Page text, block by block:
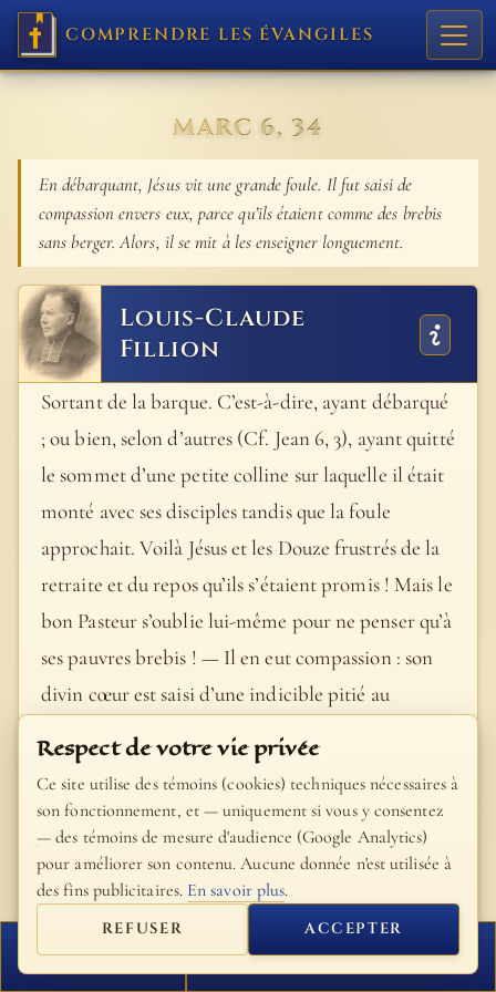
COMPRENDRE LES ÉVANGILES
MARC 6, 34
En débarquant, Jésus vit une grande foule. Il fut saisi de
compassion envers eux, parce qu’ils étaient comme des brebis
sans berger. Alors, il se mit à les enseigner longuement.
Louis-Claude
Fillion
Sortant de la barque. C’est-à-dire, ayant débarqué
; ou bien, selon d’autres (Cf. Jean 6, 3), ayant quitté
le sommet d’une petite colline sur laquelle il était
monté avec ses disciples tandis que la foule
approchait. Voilà Jésus et les Douze frustrés de la
retraite et du repos qu’ils s’étaient promis ! Mais le
bon Pasteur s’oublie lui-même pour ne penser qu’à
ses pauvres brebis ! — Il en eut compassion : son
divin cœur est saisi d’une indicible pitié au
souvenir des misères morales du peuple qui
l’entoure. Ces misères sont décrites brièvement,
mais vivement, à l’aide d’une réflexion propre à S.
Marc, quoique S. Matthieu l’ait aussi faite en un
autre endroit, Matth. 9, 36. (Voyez le
commentaire de Matth. 9, 36). — Ils étaient
comme des brebis sans berger. Rien ne montre
mieux que cette image le triste état moral dans
FERMER PROCHAIN VERSET
Respect de votre vie privée
Ce site utilise des témoins (cookies) techniques nécessaires à
son fonctionnement, et — uniquement si vous y consentez
— des témoins de mesure d'audience (Google Analytics)
pour améliorer son contenu. Aucune donnée n'est utilisée à
des fins publicitaires. En savoir plus.
REFUSER ACCEPTER